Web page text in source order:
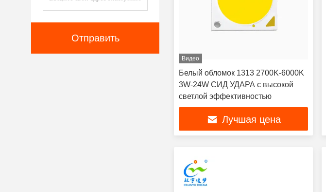
Отправить
Видео
Белый обломок 1313 2700K-6000K
3W-24W СИД УДАРА с высокой
светлой эффективностью
Лучшая цена